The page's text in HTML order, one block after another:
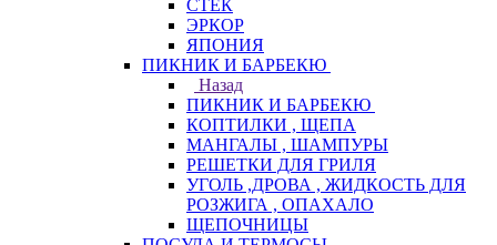
СТЕК
ЭРКОР
ЯПОНИЯ
ПИКНИК И БАРБЕКЮ
Назад
ПИКНИК И БАРБЕКЮ
КОПТИЛКИ , ЩЕПА
МАНГАЛЫ , ШАМПУРЫ
РЕШЕТКИ ДЛЯ ГРИЛЯ
УГОЛЬ ,ДРОВА , ЖИДКОСТЬ ДЛЯ
РОЗЖИГА , ОПАХАЛО
ЩЕПОЧНИЦЫ